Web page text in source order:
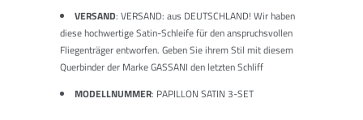
VERSAND: VERSAND: aus DEUTSCHLAND! Wir haben
diese hochwertige Satin-Schleife für den anspruchsvollen
Fliegenträger entworfen. Geben Sie ihrem Stil mit diesem
Querbinder der Marke GASSANI den letzten Schliff
MODELLNUMMER: PAPILLON SATIN 3-SET